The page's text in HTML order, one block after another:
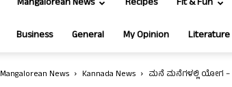
Business General My Opinion Literature
Mangalorean News Kannada News ಮನೆ ಮನೆಗಳಲ್ಲಿ ಯೋಗ